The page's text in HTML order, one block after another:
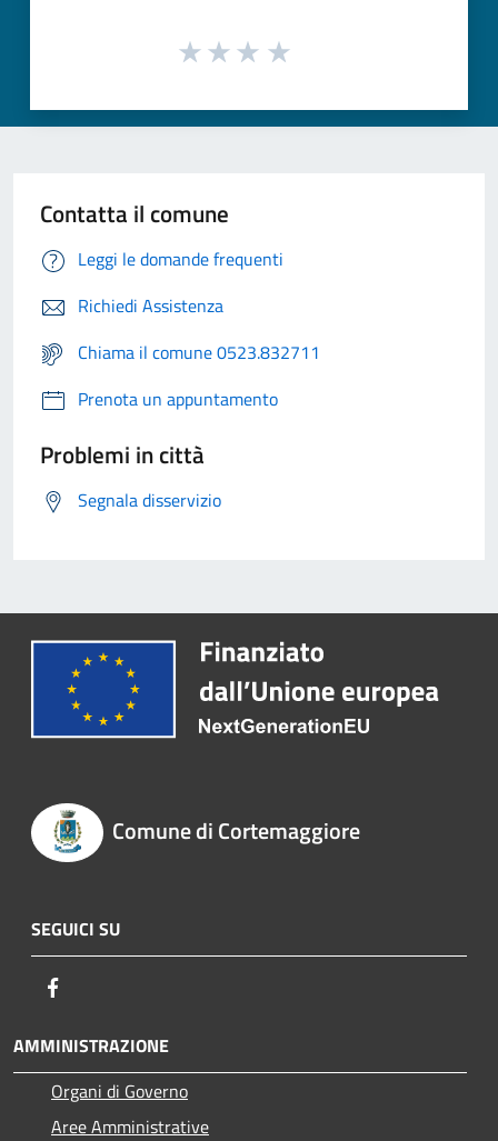
Contatta il comune
Leggi le domande frequenti
Richiedi Assistenza
Chiama il comune 0523.832711
Prenota un appuntamento
Problemi in città
Segnala disservizio
Comune di Cortemaggiore
SEGUICI SU
AMMINISTRAZIONE
Organi di Governo
Aree Amministrative